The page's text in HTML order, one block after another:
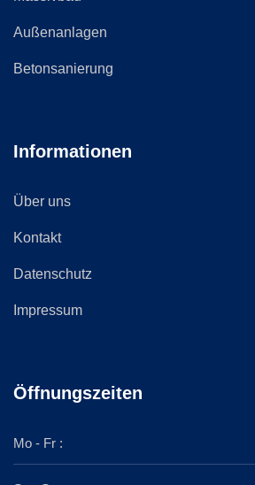
Außenanlagen
Betonsanierung
Informationen
Über uns
Kontakt
Datenschutz
Impressum
Öffnungszeiten
Mo - Fr :